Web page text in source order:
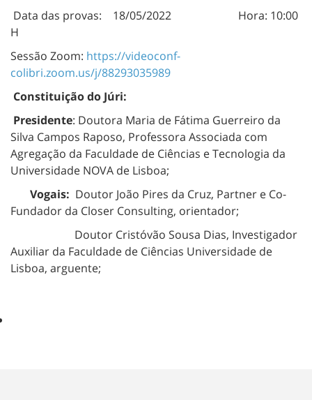
Data das provas: 18/05/2022 Hora: 10:00
H
Sessão Zoom: https://videoconf-
colibri.zoom.us/j/88293035989
Constituição do Júri:
Presidente: Doutora Maria de Fátima Guerreiro da
Silva Campos Raposo, Professora Associada com
Agregação da Faculdade de Ciências e Tecnologia da
Universidade NOVA de Lisboa;
Vogais: Doutor João Pires da Cruz, Partner e Co-
Fundador da Closer Consulting, orientador;
Doutor Cristóvão Sousa Dias, Investigador
Auxiliar da Faculdade de Ciências Universidade de
Lisboa, arguente;